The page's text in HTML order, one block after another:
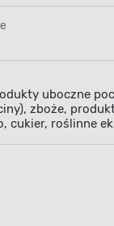
uboczne
zboże,
cukier, roślinne